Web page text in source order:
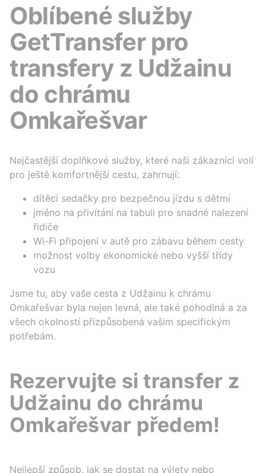
Oblíbené služby
GetTransfer pro
transfery z Udžainu
do chrámu
Omkařešvar
Nejčastější doplňkové služby, které naši zákazníci volí
pro ještě komfortnější cestu, zahrnují:
dítěcí sedačky pro bezpečnou jízdu s dětmi
jméno na přivítání na tabuli pro snadné nalezení
řidiče
Wi-Fi připojení v autě pro zábavu během cesty
možnost volby ekonomické nebo vyšší třídy
vozu
Jsme tu, aby vaše cesta z Udžainu k chrámu
Omkařešvar byla nejen levná, ale také pohodlná a za
všech okolností přizpůsobená vašim specifickým
potřebám.
Rezervujte si transfer z
Udžainu do chrámu
Omkařešvar předem!
Nejlepší způsob, jak se dostat na výlety nebo